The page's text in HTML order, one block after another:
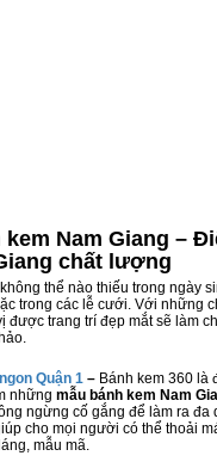
Nam Giang –
chất lượng
thể nào thiếu trong ngày
trong các lễ cưới. Với những
được trang trí đẹp mắt sẽ làm
Quận 1 – Bánh kem 360 là
những mẫu bánh kem Nam
ngừng cố gắng để làm ra đa
cho mọi người có thể thoải
mẫu mã.